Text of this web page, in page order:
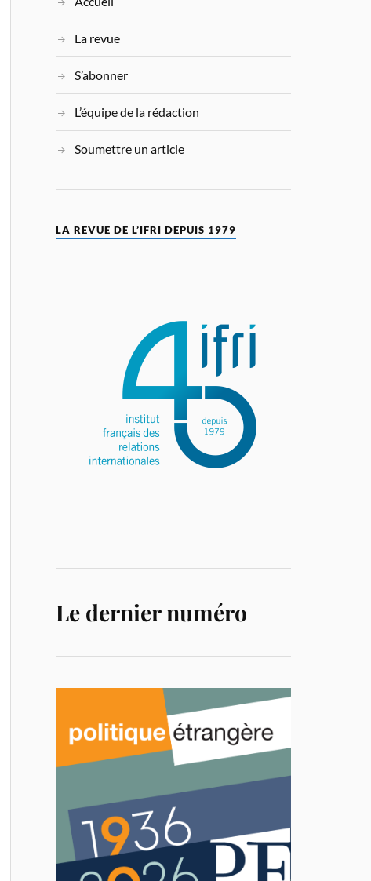
La revue
S’abonner
L’équipe de la rédaction
Soumettre un article
LA REVUE DE L’IFRI DEPUIS 1979
Le dernier numéro